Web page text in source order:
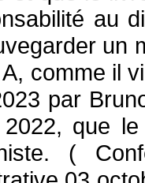
au
un
comme il
par
que
(